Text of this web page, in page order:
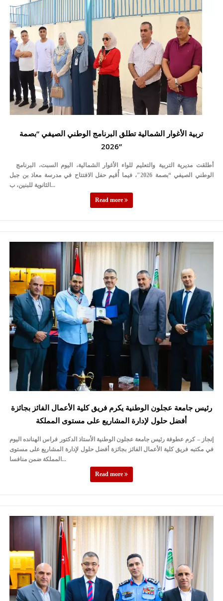
تربية الأغوار الشمالية تطلق البرنامج الوطني الصيفي “بصمة
2026”
الوطني الصيفي “بصمة 2026″، فيما أُقيم حفل الافتتاح في مدرسة معاذ بن جبل
الثانوية للبنين، ب...
Read more
رئيس جامعة عجلون الوطنية يكرم فريق كلية الأعمال الفائز بجائزة
أفضل حلول لإدارة المشاريع على مستوى المملكة
إنجاز – كرم عطوفة رئيس جامعة عجلون الوطنية الأستاذ الدكتور فراس الهنانده اليوم
في مكتبه فريق كلية الأعمال الفائز بجائزة أفضل حلول لإدارة المشاريع على مستوى
المملكة ضمن منافسا...
Read more